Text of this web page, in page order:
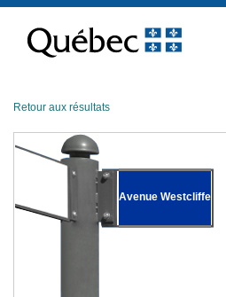
contenu
Retour aux résultats
Avenue Westcliffe